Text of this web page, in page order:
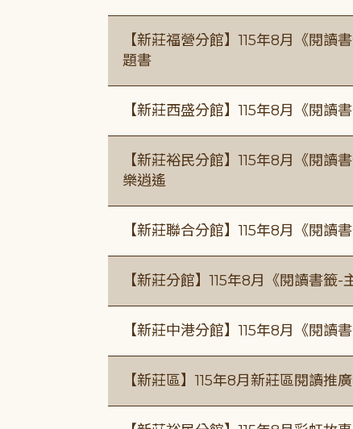
【新莊福營分館】115年8月《閱
題書
【新莊西盛分館】115年8月《閱讀
【新莊裕民分館】115年8月《閱
樂逍遙
【新莊聯合分館】115年8月《閱讀
【新莊分館】115年8月《閱讀書籤
【新莊中港分館】115年8月《閱讀
【新莊區】115年8月新莊區閱讀推